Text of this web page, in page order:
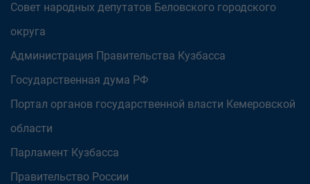
Совет народных депутатов Беловского городского
округа
Администрация Правительства Кузбасса
Государственная дума РФ
Портал органов государственной власти Кемеровской
области
Парламент Кузбасса
Правительство России